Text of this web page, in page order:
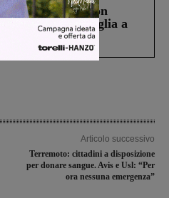
di Castiglion
aveva ucciso la figlia a
Articolo successivo
Terremoto: cittadini a disposizione
per donare sangue. Avis e Usl: “Per
ora nessuna emergenza”